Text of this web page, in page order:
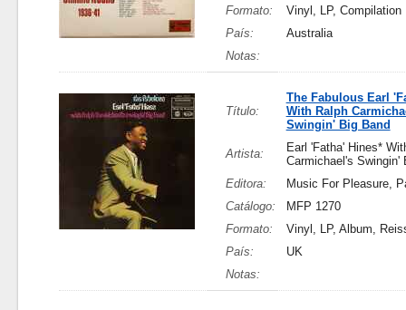
Formato:
Vinyl, LP, Compilation
País:
Australia
Notas:
Título:
The Fabulous Earl
With Ralph
Swingin' Big Band
Artista:
Earl 'Fatha' Hines*
Carmichael's Swingin'
Editora:
Music For Pleasure,
Catálogo:
MFP 1270
Formato:
Vinyl, LP, Album,
País:
UK
Notas: